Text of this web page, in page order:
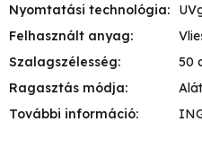
Nyomtatási technológia:
Felhasznált anyag:
Szalagszélesség:
50
Ragasztás módja:
További információ: